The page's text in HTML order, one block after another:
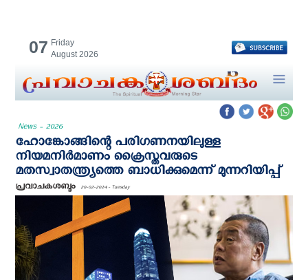
07 Friday
August 2026
News - 2026
ഹോങ്കോങ്ങിന്റെ പരിഗണനയിലുള്ള
നിയമനിര്‍മാണം ക്രൈസ്തവരുടെ
മതസ്വാതന്ത്ര്യത്തെ ബാധിക്കുമെന്ന് മുന്നറിയിപ്പ്
പ്രവാചകശബ്ദം 20-02-2024 - Tuesday